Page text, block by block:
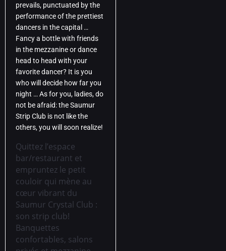
prevails, punctuated by the
performance of the prettiest
dancers in the capital …
Fancy a bottle with friends
in the mezzanine or dance
head to head with your
favorite dancer? It is you
who will decide how far you
night … As for you, ladies, do
not be afraid: the Saumur
Strip Club is not like the
others, you will soon realize!
Quittez l’espace
bar/restaurant et
empruntez le petit
couloir qui mène au
cœur vibrant du
Saumur Crystal Club :
son strip club!
Banquettes
confortables, salons